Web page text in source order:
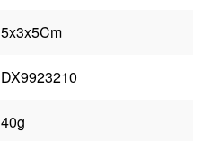
5x3x5Cm
DX9923210
40g